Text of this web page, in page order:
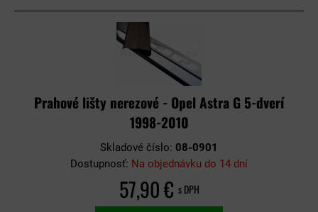
Prahové lišty nerezové - Opel Astra G 5-dverí
1998-2010
Skladové číslo: 08-0901
Dostupnosť: Na objednávku do 14 dní
57,90 € s DPH